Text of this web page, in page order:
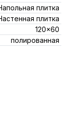
плитка
плитка
120x60
полированная